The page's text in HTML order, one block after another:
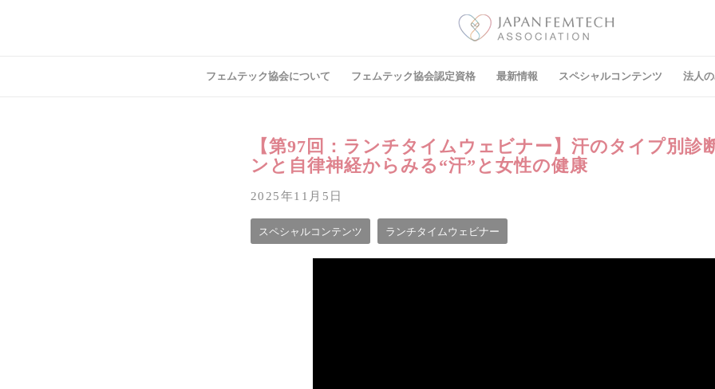
フェムテック協会について フェムテック協会認定資格 最新情報 スペシャルコンテンツ 法⼈
【第97回：ランチタイムウェビナー】汗のタイプ別診
ンと自律神経からみる“汗”と女性の健康
2025年11月5日
スペシャルコンテンツ ランチタイムウェビナー